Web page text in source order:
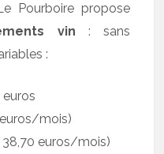
Pourboire propose
vin : sans
:
euros/mois)
38,70 euros/mois)